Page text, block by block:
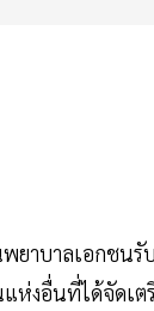
ยาบาลเอกชน
ห่งอื่นที่ได้จัดเต